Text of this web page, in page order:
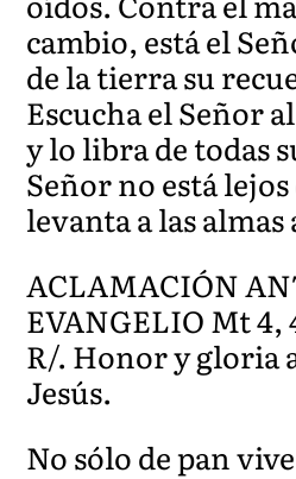
cambio, está el
de la tierra su
Escucha el Señor
y lo libra de todas
Señor no está lejos
levanta a las almas
ACLAMACIÓN
EVANGELIO Mt 4,
R/. Honor y gloria
Jesús.
No sólo de pan